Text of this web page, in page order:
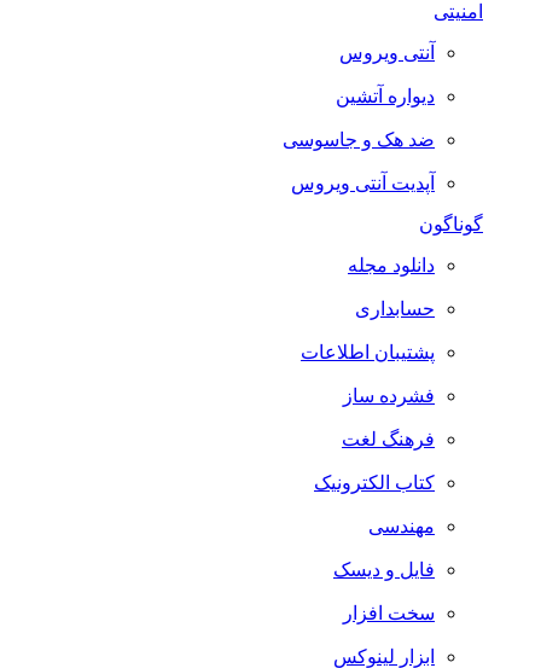
امنیتی
آنتی ویروس
دیواره آتشین
ضد هک و جاسوسی
آپدیت آنتی ویروس
گوناگون
دانلود مجله
حسابداری
پشتیبان اطلاعات
فشرده ساز
فرهنگ لغت
کتاب الکترونیک
مهندسی
فایل و دیسک
سخت افزار
ابزار لینوکس